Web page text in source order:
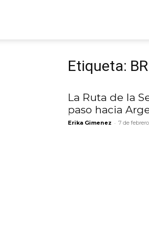
Etiqueta:
La Ruta de la
paso hacia
Erika Gimenez - 7 de